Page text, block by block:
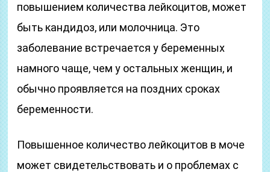
повышением количества лейкоцитов, может
быть кандидоз, или молочница. Это
заболевание встречается у беременных
намного чаще, чем у остальных женщин, и
обычно проявляется на поздних сроках
беременности.
Повышенное количество лейкоцитов в моче
может свидетельствовать и о проблемах с